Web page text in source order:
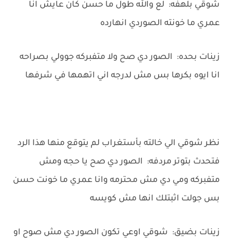
شوقي بلهفه: لع والله طول ما حسن كان عايش انا
عمري ما خونته الصوردي انهارده
زينات بحده: الصور دي صح ولا متفبركه جوولي بصراحه
انا ايوه بكرها بس مش لدرجه اني اتهمها في شرفها
نظر شوقي الي خالته بأستغراب لم يتوقع منها هذا الرد
فتحدث بتوتر مردفه: الصور دي صح يا حجه ومش
متفبركه ومي دي مش محترمه وانا عمري ما خونت حسن
بس جولت اثبتلك انها مش كويسه
زينات بضيق: شوقي اوعي تكون الصور دي مش صوح او